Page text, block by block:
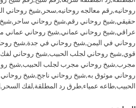
روحانيه,رقم معالجه روحانيه,سحر ,شيخ روحاني
حقيقي,شيخ روحاني رقم,شيخ روحاني ساحر ,
عراقي,شيخ روحاني عماني,شيخ روحاني عماني
روحاني في اليمن,شيخ روحاني في جدة,شيخ
قوي,شيخ روحاني لجلب الحبيب,شيخ روحاني
مجرب,شيخ روحاني مجرب لجلب الحبيب,شيخ
روحاني موثوق به,شيخ روحاني ناجح,شيخ
الحبيب,طاعه عمياء,طرق رد المطلقة,لفك السحر ,